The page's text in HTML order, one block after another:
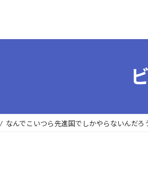
なんでこいつら先進国でしかやらないんだ